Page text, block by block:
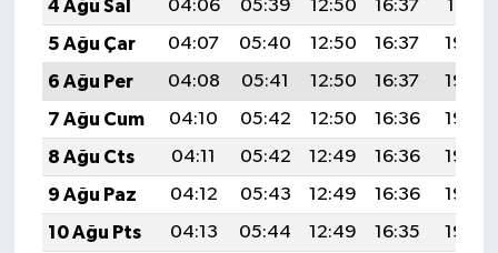
4 Ağu Sal
04:06 05:39 12:50 16:37
19:51
5 Ağu Çar
04:07 05:40 12:50 16:37
19:50
6 Ağu Per
04:08 05:41 12:50 16:37
19:49
7 Ağu Cum
04:10 05:42 12:50 16:36
19:48
8 Ağu Cts
04:11 05:42 12:49 16:36
19:46
9 Ağu Paz
04:12 05:43 12:49 16:36
19:45
10 Ağu Pts
04:13 05:44 12:49 16:35
19:44